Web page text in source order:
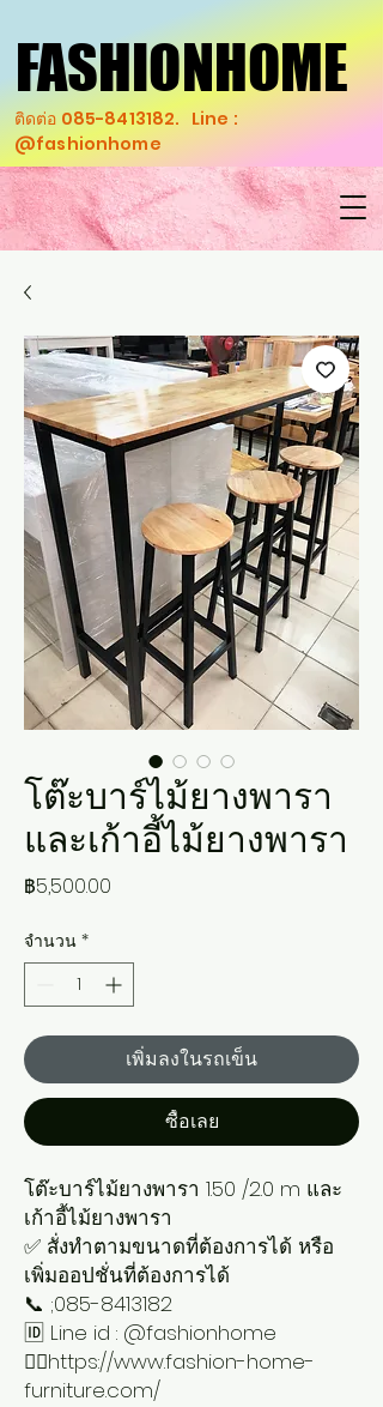
FASHIONHOME
FASHIONHOME
ติดต่อ 085-8413182. Line :
@fashionhome
โต๊ะบาร์ไม้ยางพารา
และเก้าอี้ไม้ยางพารา
฿5,500.00
จำนวน *
เพิ่มลงในรถเข็น
ซื้อเลย
โต๊ะบาร์ไม้ยางพารา 1.50 /2.0 m และ
เก้าอี้ไม้ยางพารา
✅ สั่งทำตามขนาดที่ต้องการได้ หรือ
เพิ่มออปชั่นที่ต้องการได้
📞 ;085-8413182
🆔 Line id : @fashionhome
👉🏻https://www.fashion-home-
furniture.com/